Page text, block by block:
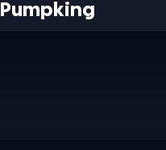
Pumpking